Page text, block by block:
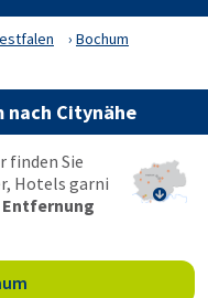
Bochum
nach Citynähe

finden Sie
Hotels garni
Entfernung